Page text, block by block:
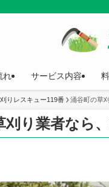
れ サービス内容
りレスキュー119番 涌谷町の草
刈り業者なら